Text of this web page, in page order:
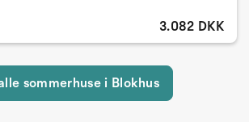
3.082 DKK
sommerhuse i Blokhus